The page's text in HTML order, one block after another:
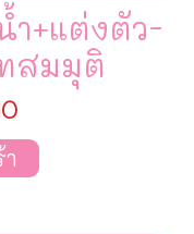
ำ+แต่งตัว-
สมมุติ